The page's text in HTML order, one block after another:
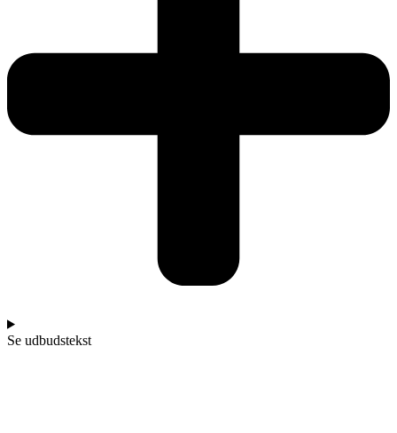
Se udbudstekst